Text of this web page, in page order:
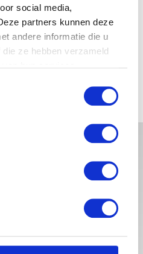
social media,
partners kunnen deze
andere informatie die u
ze hebben verzameld
CARMEN VLOG:
ZIJN WEER